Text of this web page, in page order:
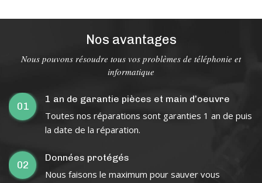
Nos avantages
Nous pouvons résoudre tous vos problèmes de téléphonie et
informatique
01
1 an de garantie pièces et main d’oeuvre
Toutes nos réparations sont garanties 1 an de puis
la date de la réparation.
02
Données protégés
Nous faisons le maximum pour sauver vous